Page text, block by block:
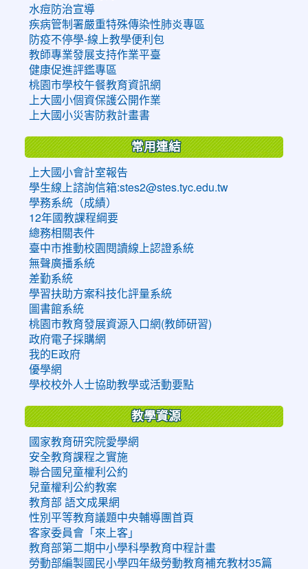
水痘防治宣導
疾病管制署嚴重特殊傳染性肺炎專區
防疫不停學-線上教學便利包
教師專業發展支持作業平臺
健康促進評鑑專區
桃園市學校午餐教育資訊網
上大國小個資保護公開作業
上大國小災害防救計畫書
常用連結
上大國小會計室報告
學生線上諮詢信箱:stes2@stes.tyc.edu.tw
學務系統（成績）
12年國教課程綱要
總務相關表件
臺中市推動校園閱讀線上認證系統
無聲廣播系統
差勤系統
學習扶助方案科技化評量系統
圖書館系統
桃園市教育發展資源入口網(教師研習)
政府電子採購網
我的E政府
優學網
學校校外人士協助教學或活動要點
教學資源
國家教育研究院愛學網
安全教育課程之實施
聯合國兒童權利公約
兒童權利公約教案
教育部 語文成果網
性別平等教育議題中央輔導團首頁
客家委員會「來上客」
教育部第二期中小學科學教育中程計畫
勞動部編製國民小學四年級勞動教育補充教材35篇